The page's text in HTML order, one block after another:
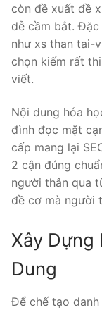
còn đề xuất đề
dễ cầm bắt.
như xs than tai-
chọn kiếm rất
viết.
Nội dung hóa
đình đọc mặt
cấp mang lại
2 cận đúng
người thân qua
đề cơ mà người
Xây Dựng
Dung
Để chế tạo